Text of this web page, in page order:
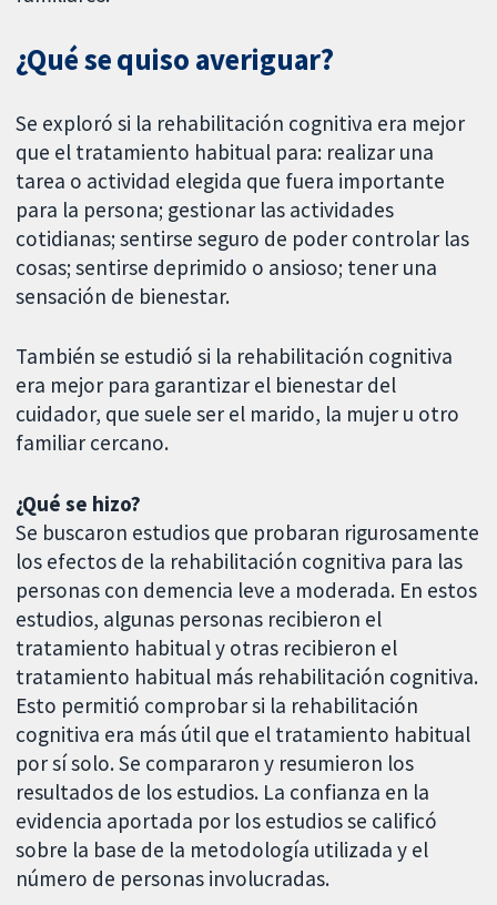
¿Qué se quiso averiguar?
Se exploró si la rehabilitación cognitiva era mejor
que el tratamiento habitual para: realizar una
tarea o actividad elegida que fuera importante
para la persona; gestionar las actividades
cotidianas; sentirse seguro de poder controlar las
cosas; sentirse deprimido o ansioso; tener una
sensación de bienestar.
También se estudió si la rehabilitación cognitiva
era mejor para garantizar el bienestar del
cuidador, que suele ser el marido, la mujer u otro
familiar cercano.
¿Qué se hizo?
Se buscaron estudios que probaran rigurosamente
los efectos de la rehabilitación cognitiva para las
personas con demencia leve a moderada. En estos
estudios, algunas personas recibieron el
tratamiento habitual y otras recibieron el
tratamiento habitual más rehabilitación cognitiva.
Esto permitió comprobar si la rehabilitación
cognitiva era más útil que el tratamiento habitual
por sí solo. Se compararon y resumieron los
resultados de los estudios. La confianza en la
evidencia aportada por los estudios se calificó
sobre la base de la metodología utilizada y el
número de personas involucradas.